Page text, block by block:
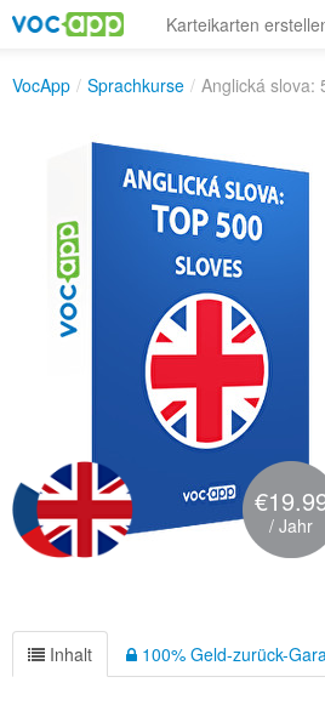
Karteikarten
VocApp / Sprachkurse / Anglická slova:
/ Jahr
Inhalt 100% Geld-zurück-